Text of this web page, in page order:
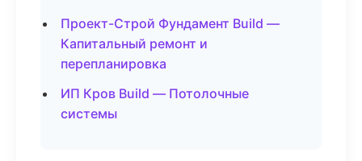
Проект-Строй Фундамент Build —
Капитальный ремонт и
перепланировка
ИП Кров Build — Потолочные
системы